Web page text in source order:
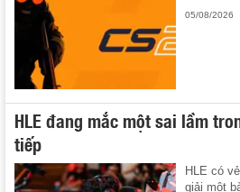
05/08/2026
HLE đang mắc một sai lầm
tiếp
HLE có
giải một